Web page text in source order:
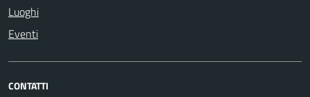
Luoghi
Eventi
CONTATTI